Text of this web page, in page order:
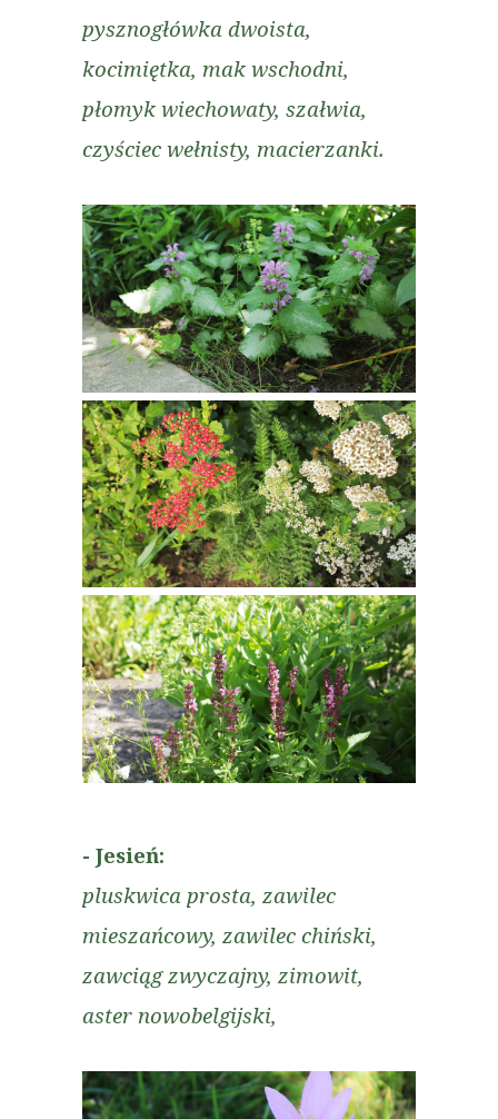
pysznogłówka dwoista,
kocimiętka, mak wschodni,
płomyk wiechowaty, szałwia,
czyściec wełnisty, macierzanki.
- Jesień:
pluskwica prosta, zawilec
mieszańcowy, zawilec chiński,
zawciąg zwyczajny, zimowit,
aster nowobelgijski,